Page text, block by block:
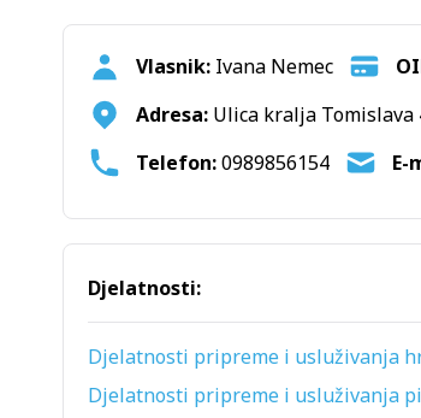
Vlasnik: Ivana Nemec
Adresa: Ulica kralja Tomislava
Telefon:0989856154 E-
Djelatnosti:
Djelatnosti pripreme i usluživanja
Djelatnosti pripreme i usluživanja